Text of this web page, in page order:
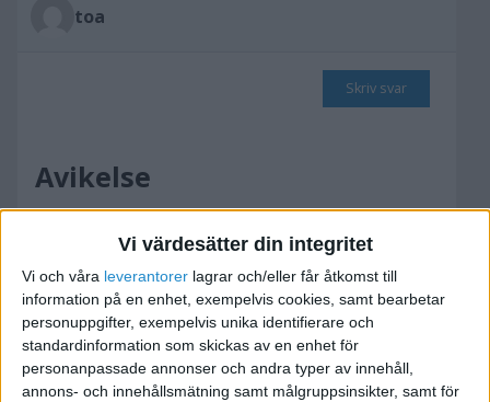
Vi värdesätter din integritet
Vi och våra leverantorer lagrar och/eller får åtkomst till
information på en enhet, exempelvis cookies, samt bearbetar
personuppgifter, exempelvis unika identifierare och
standardinformation som skickas av en enhet för
personanpassade annonser och andra typer av innehåll,
annons- och innehållsmätning samt målgruppsinsikter, samt för
toa
Skriv svar
Avikelse
2009-06-20 17:16
Hei! Jeg har ett problem, når jeg skal skrive ut
momsraport er alt greit det finnes ikke avikelser
i momskontrolen, men etter at jeg har skrevet ut
momsraporten så får jeg en avikelese. Er det
noen som vet om det ske være slik eller er det